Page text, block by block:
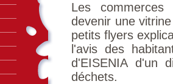
Les commerces
devenir une
petits flyers
l'avis des
d'EISENIA d'un
déchets.